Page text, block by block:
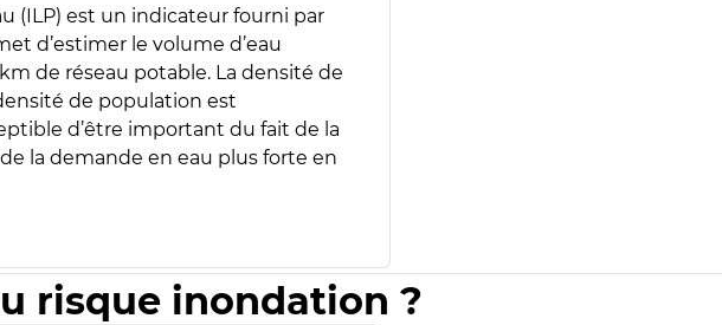
(ILP) est un indicateur fourni par
d’estimer le volume d’eau
de réseau potable. La densité de
de population est
d’être important du fait de la
la demande en eau plus forte en
risque inondation ?